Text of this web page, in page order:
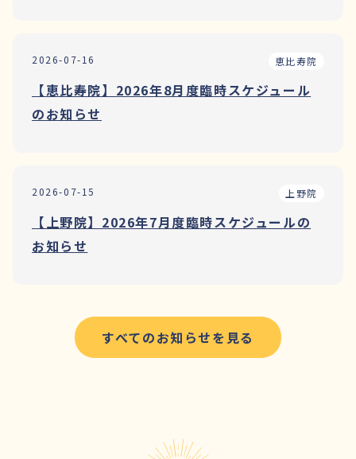
2026-07-16 恵比寿院
【恵比寿院】2026年8月度臨時スケジュール
のお知らせ
2026-07-15 上野院
【上野院】2026年7月度臨時スケジュールの
お知らせ
すべてのお知らせを見る